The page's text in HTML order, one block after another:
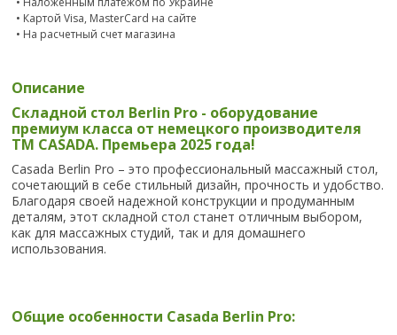
• Картой Visa, MasterCard на сайте
• На расчетный счет магазина
Описание
Складной стол Berlin Pro - оборудование
премиум класса от немецкого производителя
ТМ CASADA. Премьера 2025 года!
Casada Berlin Pro – это профессиональный массажный стол,
сочетающий в себе стильный дизайн, прочность и удобство.
Благодаря своей надежной конструкции и продуманным
деталям, этот складной стол станет отличным выбором,
как для массажных студий, так и для домашнего
использования.
Общие особенности Casada Berlin Pro: